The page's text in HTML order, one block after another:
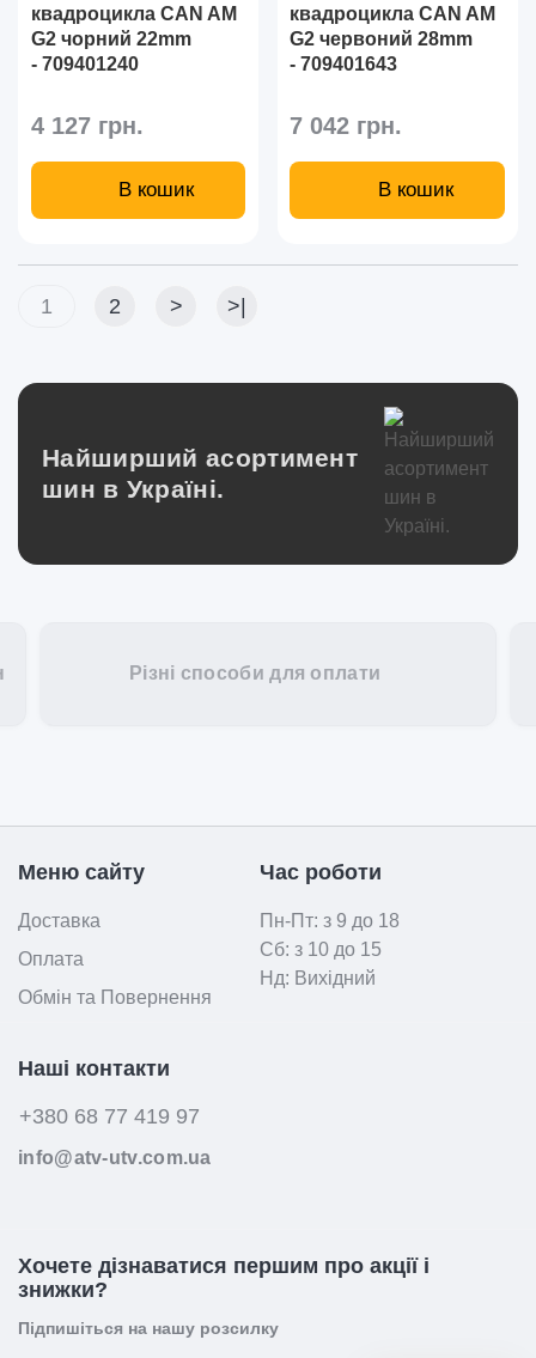
квадроцикла CAN AM
G2 чорний 22mm
- 709401240
4 127 грн.
В кошик
квадроцикла CAN AM
G2 червоний 28mm
- 709401643
7 042 грн.
В кошик
1 2 > >|
Найширший асортимент
шин в Україні.
Різні способи для оплати
Mеню сайтy
Доставка
Оплата
Обмін та Повернення
Час роботи
Пн-Пт: з 9 до 18
Сб: з 10 до 15
Нд: Вихідний
Наші контакти
+380 68 77 419 97
info@atv-utv.com.ua
Хочете дізнаватися першим про акції і
знижки?
Підпишіться на нашу розсилку